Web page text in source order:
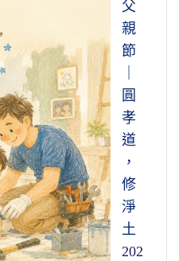
父
親
節
圓
孝
道
，
修
淨
土
202